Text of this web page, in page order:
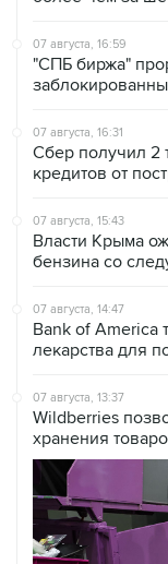
Bank of America
лекарства для
Wildberries
хранения
"Внуково"
"Домодедово"